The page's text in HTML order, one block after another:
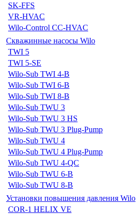
SK-FFS
VR-HVAC
Wilo-Control CC-HVAC
Скважинные насосы Wilo
TWI 5
TWI 5-SE
Wilo-Sub TWI 4-B
Wilo-Sub TWI 6-B
Wilo-Sub TWI 8-B
Wilo-Sub TWU 3
Wilo-Sub TWU 3 HS
Wilo-Sub TWU 3 Plug-Pump
Wilo-Sub TWU 4
Wilo-Sub TWU 4 Plug-Pump
Wilo-Sub TWU 4-QC
Wilo-Sub TWU 6-B
Wilo-Sub TWU 8-B
Установки повышения давления Wilo
COR-1 HELIX VE